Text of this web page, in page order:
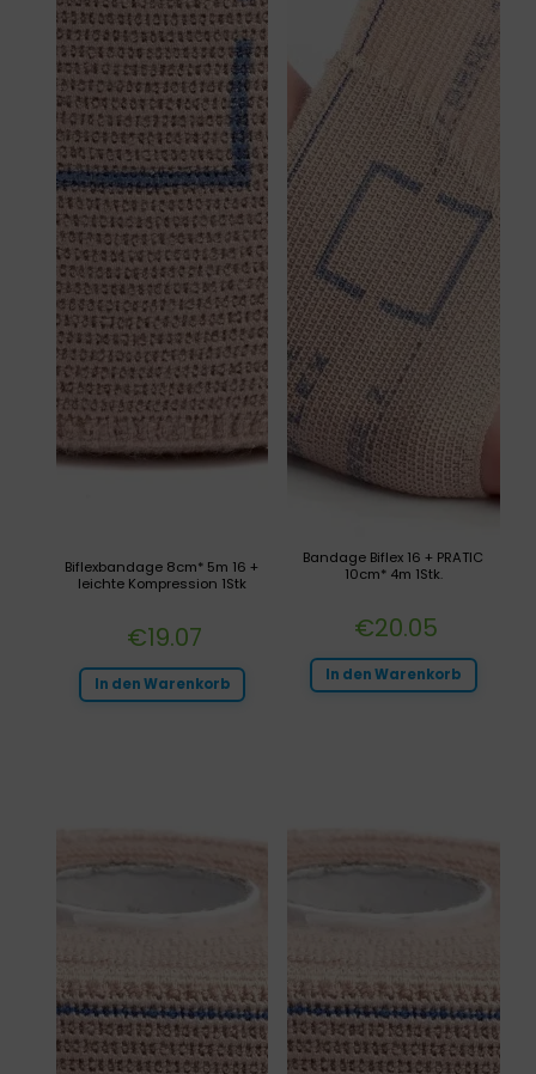
Bandage Biflex 16 + PRATIC
10cm* 4m 1Stk.
€20.05
In den Warenkorb
Biflexbandage 8cm* 5m 16 +
leichte Kompression 1Stk
€19.07
In den Warenkorb